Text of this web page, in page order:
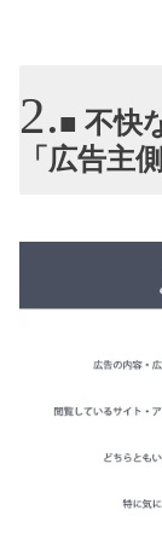
■ 不快
「広告主